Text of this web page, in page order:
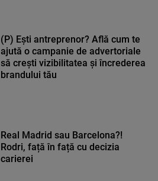
(P) Ești antreprenor? Află cum te
ajută o campanie de advertoriale
să crești vizibilitatea și încrederea
brandului tău
Real Madrid sau Barcelona?!
Rodri, față în față cu decizia
carierei